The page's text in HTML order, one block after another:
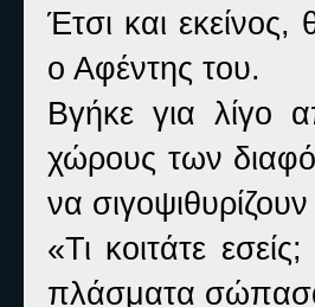
Έτσι και
ο Αφέντης του.
Βγήκε για λίγο
χώρους των
να
«Τι κοιτάτε
πλάσματα